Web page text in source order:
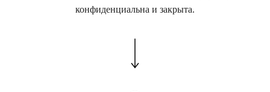
конфиденциальна и закрыта.